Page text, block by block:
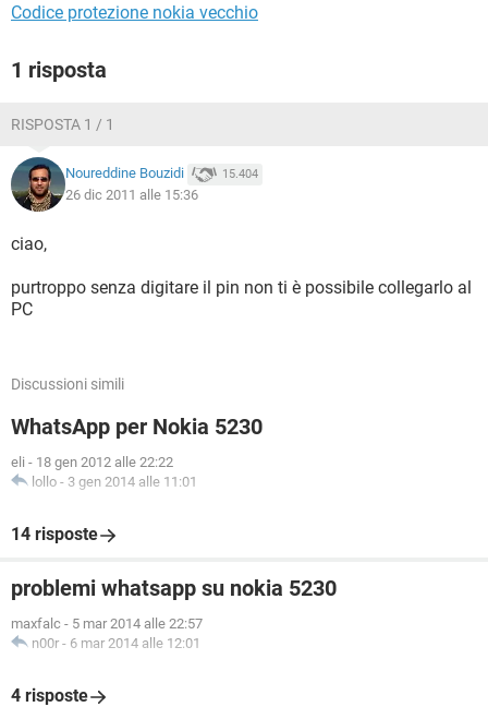
Codice protezione nokia vecchio
1 risposta
RISPOSTA 1 / 1
Noureddine Bouzidi 15.404
26 dic 2011 alle 15:36
ciao,
purtroppo senza digitare il pin non ti è possibile collegarlo al
PC
Discussioni simili
WhatsApp per Nokia 5230
eli - 18 gen 2012 alle 22:22
lollo - 3 gen 2014 alle 11:01
14 risposte
problemi whatsapp su nokia 5230
maxfalc - 5 mar 2014 alle 22:57
n00r - 6 mar 2014 alle 12:01
4 risposte